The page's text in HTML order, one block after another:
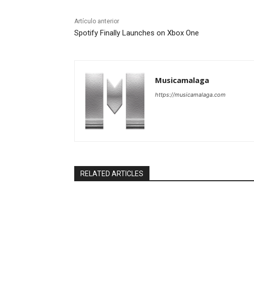
Artículo anterior
Spotify Finally Launches on Xbox One
Musicamalaga
https://musicamalaga.com
RELATED ARTICLES